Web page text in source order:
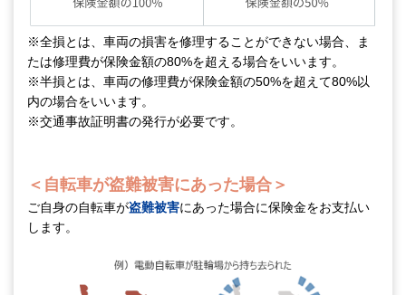
※全損とは、車両の損害を修理することができない場合、ま
たは修理費が保険金額の80%を超える場合をいいます。
※半損とは、車両の修理費が保険金額の50%を超えて80%以
内の場合をいいます。
※交通事故証明書の発行が必要です。
＜自転車が盗難被害にあった場合＞
ご自身の自転車が盗難被害にあった場合に保険金をお支払い
します。